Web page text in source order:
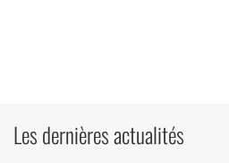
Les dernières actualités